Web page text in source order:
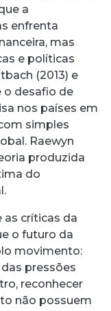
a
enfrenta
mas
e políticas
(2013) e
o desafio de
nos países em
simples
Raewyn
produzida
do
as críticas da
o futuro da
movimento:
pressões
reconhecer
não possuem